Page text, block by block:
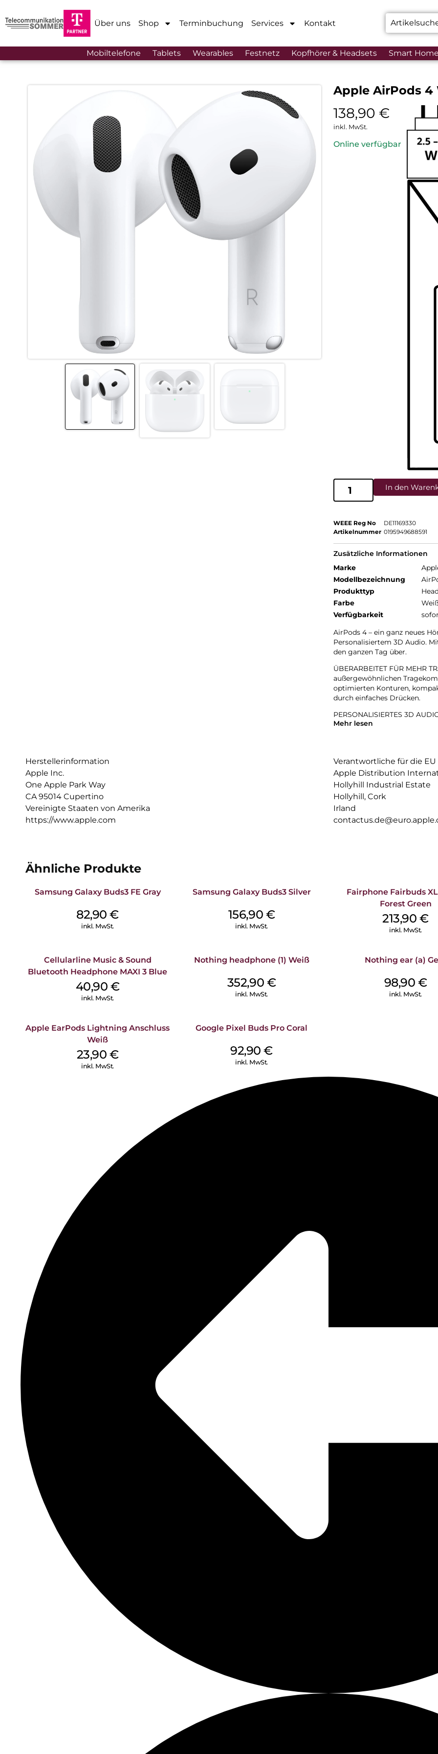
Über uns Shop Terminbuchung Services Kontakt
Mobiltelefone Tablets Wearables Festnetz Kopfhörer & Headsets Smart Home
Apple AirPods 4
138,90 €
inkl. MwSt.
Online verfügbar
In den
WEEE Reg No
DE11169330
Artikelnummer 0195949688591
Zusätzliche Informationen
Marke
Modellbezeichnung
Produkttyp
Farbe
Verfügbarkeit
AirPods 4 – ein ganz neues
Personalisiertem 3D Audio.
den ganzen Tag über.
ÜBERARBEITET FÜR MEHR
außergewöhnlichen
optimierten Konturen,
durch einfaches Drücken.
PERSONALISIERTES 3D
Tracking sorgt afür Sound
dem von Apple designten H2
in lauten Umgebungen. Mit
Hintergrundgeräusche und
MAGISCHES ERLEBNIS – Sag
jemanden anzurufen oder
du jetzt nicken oder den Kopf
Verbinde die AirPods 4,
LANGE BATTERIELAUFZEIT
Und du bekommst bis zu 30
NEU DESIGNTES CASE –
über 10 % weniger Volumen
Schutz vor Staub, Schweiß
und anstrengenden Workouts
Höhe: 30,2 mm Breite: 18,3
Mehr lesen
Herstellerinformation
Apple Inc.
One Apple Park Way
CA 95014 Cupertino
Vereinigte Staaten von Amerika
https://www.apple.com
Verantwortliche für die EU
Apple Distribution
Hollyhill Industrial Estate
Hollyhill, Cork
Irland
Ähnliche Produkte
Samsung Galaxy Buds3 FE Gray
82,90€
inkl. MwSt.
Samsung Galaxy Buds3 Silver
156,90 €
inkl. MwSt.
Fairphone Fairbuds
Forest Green
213,90€
inkl. MwSt.
Cellularline Music & Sound
Bluetooth Headphone MAXI 3 Blue
40,90 €
inkl. MwSt.
Nothing headphone (1) Weiß
352,90 €
inkl. MwSt.
Nothing ear (a)
98,90 €
inkl. MwSt.
Apple EarPods Lightning Anschluss
Weiß
23,90 €
inkl. MwSt.
Google Pixel Buds Pro Coral
92,90€
inkl. MwSt.